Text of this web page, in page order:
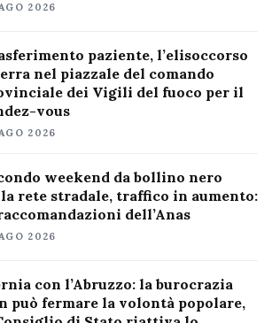
2026
paziente, l’elisoccorso
nel piazzale del comando
dei Vigili del fuoco per il
vous
2026
weekend da bollino nero
rete stradale, traffico in aumento:
dell’Anas
2026
con l’Abruzzo: la burocrazia
può fermare la volontà popolare,